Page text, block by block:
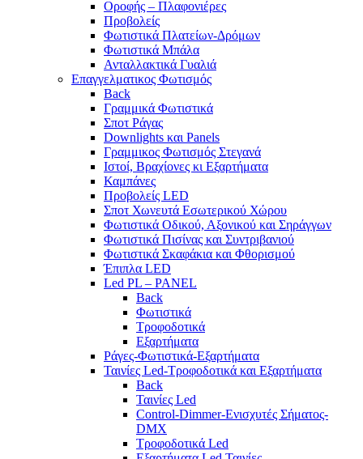
Οροφής – Πλαφονιέρες
Προβολείς
Φωτιστικά Πλατείων-Δρόμων
Φωτιστικά Μπάλα
Ανταλλακτικά Γυαλιά
Επαγγελματικος Φωτισμός
Back
Γραμμικά Φωτιστικά
Σποτ Ράγας
Downlights και Panels
Γραμμικος Φωτισμός Στεγανά
Ιστοί, Βραχίονες κι Εξαρτήματα
Καμπάνες
Προβολείς LED
Σποτ Χωνευτά Εσωτερικού Χώρου
Φωτιστικά Οδικού, Αξονικού και Σηράγγων
Φωτιστικά Πισίνας και Συντριβανιού
Φωτιστικά Σκαφάκια και Φθορισμού
Έπιπλα LED
Led PL – PANEL
Back
Φωτιστικά
Τροφοδοτικά
Εξαρτήματα
Ράγες-Φωτιστικά-Εξαρτήματα
Ταινίες Led-Τροφοδοτικά και Εξαρτήματα
Back
Ταινίες Led
Control-Dimmer-Ενισχυτές Σήματος-
DMX
Τροφοδοτικά Led